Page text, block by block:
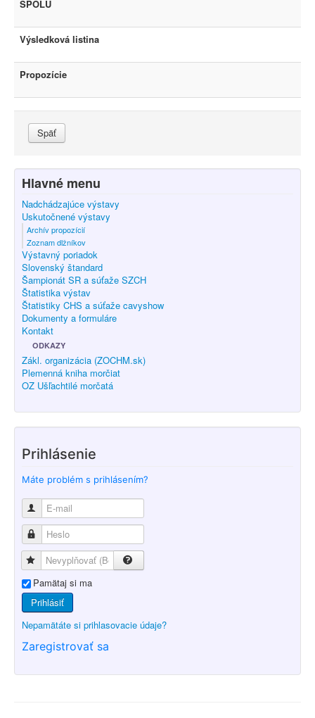
SPOLU
Výsledková listina
Propozície
Späť
Hlavné menu
Nadchádzajúce výstavy
Uskutočnené výstavy
Archív propozícií
Zoznam dlžníkov
Výstavný poriadok
Slovenský štandard
Šampionát SR a súťaže SZCH
Štatistika výstav
Štatistiky CHS a súťaže cavyshow
Dokumenty a formuláre
Kontakt
ODKAZY
Zákl. organizácia (ZOCHM.sk)
Plemenná kniha morčiat
OZ Ušľachtilé morčatá
Prihlásenie
Máte problém s prihlásením?
Pamätaj si ma
Prihlásiť
Nepamätáte si prihlasovacie údaje?
Zaregistrovať sa